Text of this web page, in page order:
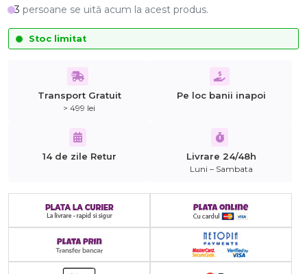
3 persoane se uită acum la acest produs.
Stoc limitat
Transport Gratuit
> 499 lei
Pe loc banii inapoi
14 de zile Retur Livrare 24/48h
Luni – Sambata